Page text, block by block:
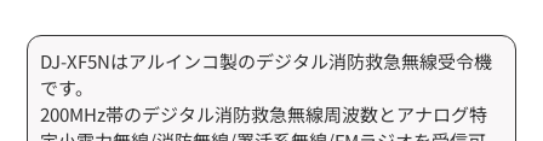
DJ-XF5Nはアルインコ製のデジタル消防救急無線受令機
です。
200MHz帯のデジタル消防救急無線周波数とアナログ特